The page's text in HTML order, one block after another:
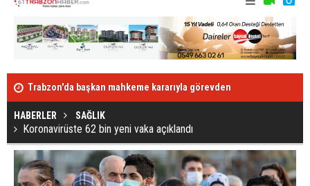
Trabzon'da başkan mahkeme kararıyla görevden
alındı
HABERLER SAĞLIK
Koronavirüste 62 bin yeni vaka açıklandı